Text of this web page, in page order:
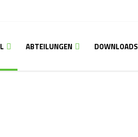
ABTEILUNGEN DOWNLOADS